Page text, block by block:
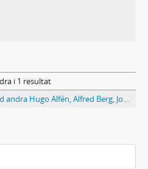
i 1 resultat
Brev och manuskript från bland andra Hugo Alfén, Alfred Berg, John Forsell och Felix Körling